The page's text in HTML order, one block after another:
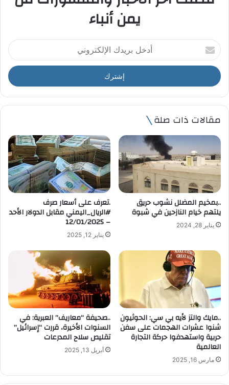
يمن أنباء
أ
د
خ
ل
ر
د
ا
ل
إ
ل
ر
و
ن
مقالات ذات صلة
..بمخيم المضلل نشوب حريق
يلتهم خيام النازحين في شبوة
يناير 28, 2024
.تعرف على أسعار صرف
#الريال_اليمني مقابل الدولار الأحد
– 12/01/2025
يناير 12, 2025
..مايك والتز لأيه بي سي: الحوثيون
شنوا عشرات الهجمات على سفن
حربية واستهدفوا حركة التجارة
العالمية
مارس 16, 2025
..صحيفة “معاريف” العبرية: في
السنوات الأخيرة، قررت “إسرائيل”
تقليص سلاح المدرعات
أبريل 13, 2025